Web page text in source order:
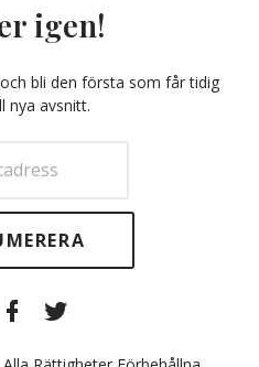
igen!
bli den första som får tidig
nya avsnitt.
Facebook